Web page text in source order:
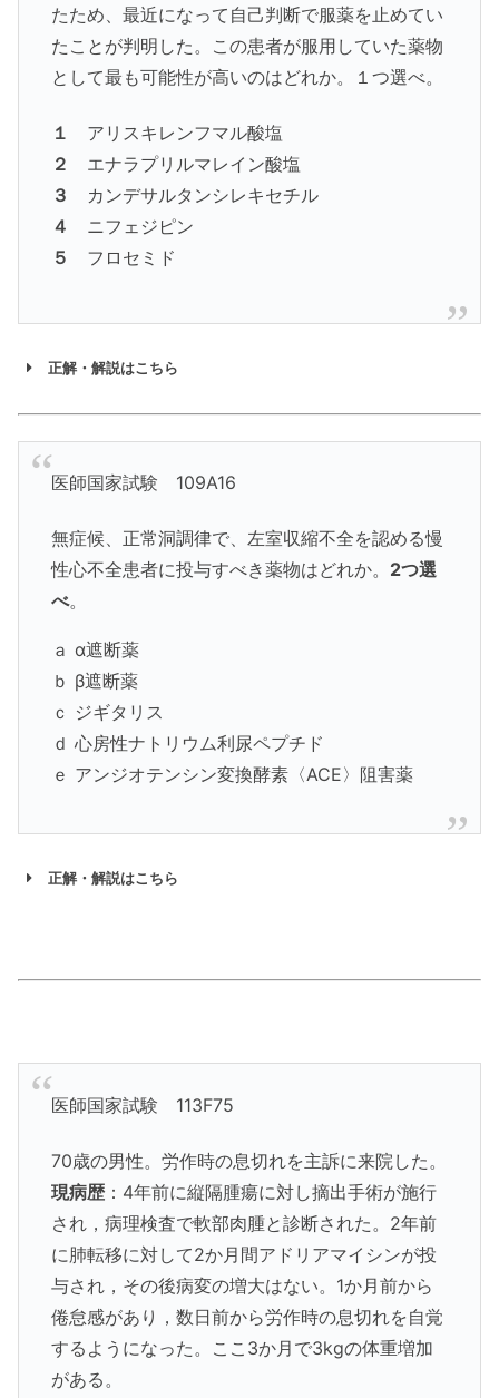
たため、最近になって自己判断で服薬を止めてい
たことが判明した。この患者が服用していた薬物
として最も可能性が高いのはどれか。１つ選べ。
１
アリスキレンフマル酸塩
２
エナラプリルマレイン酸塩
３
カンデサルタンシレキセチル
４
ニフェジピン
５
フロセミド
正解・解説はこちら
医師国家試験 109A16
無症候、正常洞調律で、左室収縮不全を認める慢
性心不全患者に投与すべき薬物はどれか。 2つ選
べ。
ａ α遮断薬
ｂ β遮断薬
ｃ ジギタリス
ｄ 心房性ナトリウム利尿ペプチド
ｅ アンジオテンシン変換酵素〈ACE〉阻害薬
正解・解説はこちら
医師国家試験 113F75
70歳の男性。労作時の息切れを主訴に来院した。
現病歴：4年前に縦隔腫瘍に対し摘出手術が施行
され，病理検査で軟部肉腫と診断された。2年前
に肺転移に対して2か月間アドリアマイシンが投
与され，その後病変の増大はない。1か月前から
倦怠感があり，数日前から労作時の息切れを自覚
するようになった。ここ3か月で3kgの体重増加
がある。